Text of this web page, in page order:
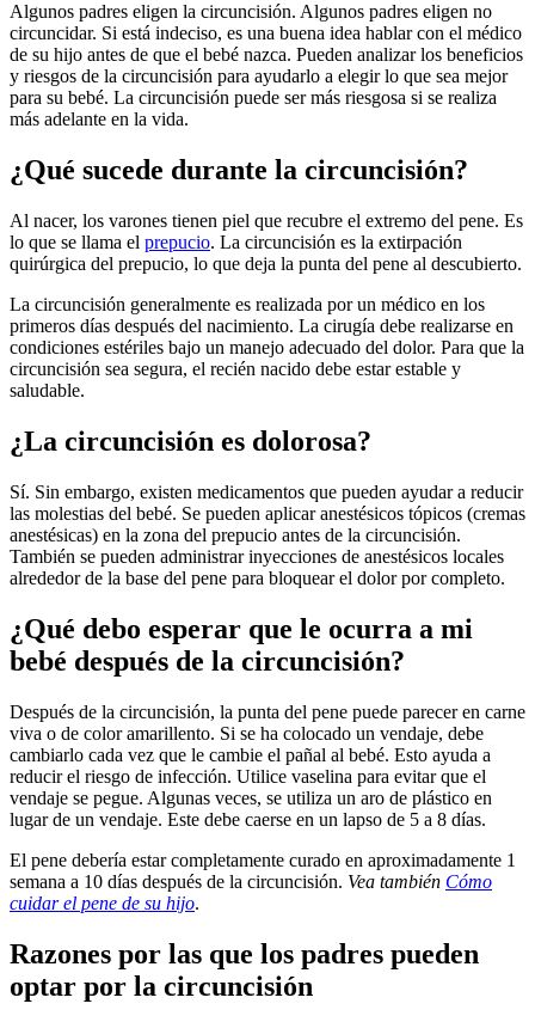
Algunos padres eligen la circuncisión. Algunos padres eligen no
circuncidar. Si está indeciso, es una buena idea hablar con el médico
de su hijo antes de que el bebé nazca. Pueden analizar los beneficios
y riesgos de la circuncisión para ayudarlo a elegir lo que sea mejor
para su bebé. La circuncisión puede ser más riesgosa si se realiza
más adelante en la vida.
¿Qué sucede durante la circuncisión?
Al nacer, los varones tienen piel que recubre el extremo del pene. Es
lo que se llama el prepucio. La circuncisión es la extirpación
quirúrgica del prepucio, lo que deja la punta del pene al descubierto.
La circuncisión generalmente es realizada por un médico en los
primeros días después del nacimiento. La cirugía debe realizarse en
condiciones estériles bajo un manejo adecuado del dolor. Para que la
circuncisión sea segura, el recién nacido debe estar estable y
saludable.
¿La circuncisión es dolorosa?
Sí. Sin embargo, existen medicamentos que pueden ayudar a reducir
las molestias del bebé. Se pueden aplicar anestésicos tópicos (cremas
anestésicas) en la zona del prepucio antes de la circuncisión.
También se pueden administrar inyecciones de anestésicos locales
alrededor de la base del pene para bloquear el dolor por completo.
¿Qué debo esperar que le ocurra a mi
bebé después de la circuncisión?
Después de la circuncisión, la punta del pene puede parecer en carne
viva o de color amarillento. Si se ha colocado un vendaje, debe
cambiarlo cada vez que le cambie el pañal al bebé. Esto ayuda a
reducir el riesgo de infección. Utilice vaselina para evitar que el
vendaje se pegue. Algunas veces, se utiliza un aro de plástico en
lugar de un vendaje. Este debe caerse en un lapso de 5 a 8 días.
El pene debería estar completamente curado en aproximadamente 1
semana a 10 días después de la circuncisión. Vea también Cómo
cuidar el pene de su hijo.
Razones por las que los padres pueden
optar por la circuncisión